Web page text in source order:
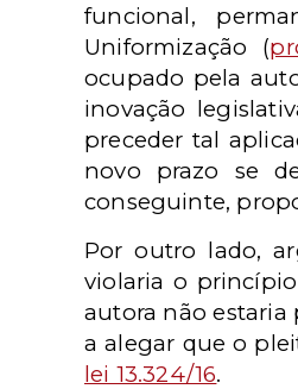
funcional,
Uniformização (
ocupado pela
inovação
preceder tal
novo prazo se
conseguinte,
Por outro lado,
violaria o
autora não
a alegar que o
lei 13.324/16.